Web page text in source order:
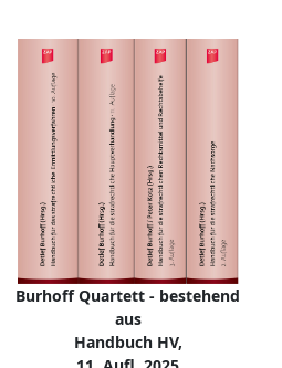
Burhoff Quartett - bestehend
aus
Handbuch HV,